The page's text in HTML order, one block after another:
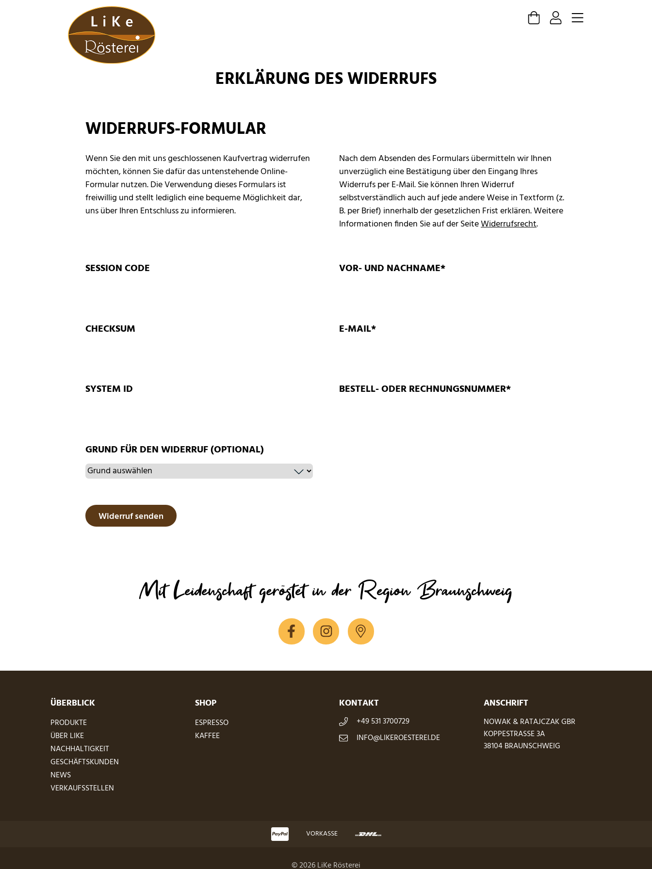
ERKLÄRUNG DES WIDERRUFS
WIDERRUFS-FORMULAR
Wenn Sie den mit uns geschlossenen Kaufvertrag widerrufen
möchten, können Sie dafür das untenstehende Online-
Formular nutzen. Die Verwendung dieses Formulars ist
freiwillig und stellt lediglich eine bequeme Möglichkeit dar,
uns über Ihren Entschluss zu informieren.
Nach dem Absenden des Formulars übermitteln wir Ihnen
unverzüglich eine Bestätigung über den Eingang Ihres
Widerrufs per E-Mail. Sie können Ihren Widerruf
selbstverständlich auch auf jede andere Weise in Textform (z.
B. per Brief) innerhalb der gesetzlichen Frist erklären. Weitere
Informationen finden Sie auf der SeiteWiderrufsrecht.
SESSION CODE VOR- UND NACHNAME*
CHECKSUM E-MAIL*
SYSTEM ID BESTELL- ODER RECHNUNGSNUMMER*
GRUND FÜR DEN WIDERRUF (OPTIONAL)
Widerruf senden
Mit Leidenschaft geröstet in der Region Braunschweig
ÜBERBLICK
PRODUKTE
ÜBER LIKE
NACHHALTIGKEIT
GESCHÄFTSKUNDEN
NEWS
VERKAUFSSTELLEN
SHOP
ESPRESSO
KAFFEE
KONTAKT
+49 531 3700729
INFO@LIKEROESTEREI.DE
ANSCHRIFT
NOWAK & RATAJCZAK GBR
KOPPESTRASSE 3A
38104 BRAUNSCHWEIG
VORKASSE
© 2026 LiKe Rösterei